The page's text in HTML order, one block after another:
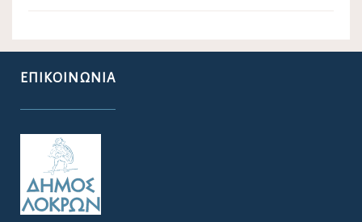
ΕΠΙΚΟΙΝΩΝΊΑ